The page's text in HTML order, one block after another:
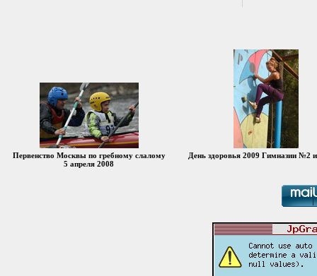
Первенство Москвы по гребному слалому
5 апреля 2008
День здоровья 2009 Гимназии